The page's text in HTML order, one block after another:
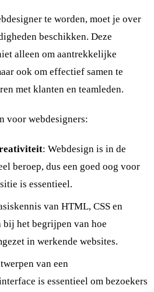
te worden, moet je over
beschikken. Deze
alleen om aantrekkelijke
ook om effectief samen te
met klanten en teamleden.
voor webdesigners:
: Webdesign is in de
beroep, dus een goed oog voor
is essentieel.
van HTML, CSS en
bij het begrijpen van hoe
in werkende websites.
van een
is essentieel om bezoekers